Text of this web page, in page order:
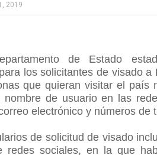
2019
de Estado
los solicitantes de visado a
que quieran visitar el país
de usuario en las
electrónico y números de
de solicitud de visado
redes sociales, en la que